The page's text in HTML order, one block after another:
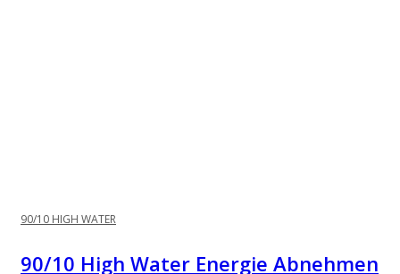
90/10 HIGH WATER
90/10 High Water Energie Abnehmen